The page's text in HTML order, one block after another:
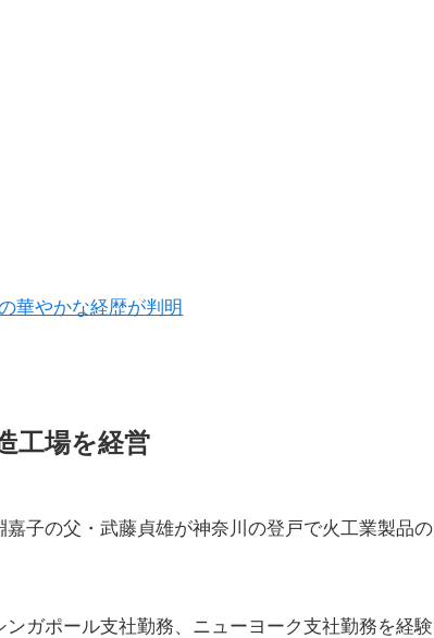
華やかな経歴が判明
工場を経営
子の父・武藤貞雄が神奈川の登戸で火工業製品の
ガポール支社勤務、ニューヨーク支社勤務を経験